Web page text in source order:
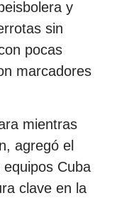
y
sin
pocas
marcadores
mientras
agregó el
Cuba
clave en la